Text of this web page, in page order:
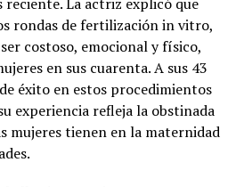
rondas de fertilización in vitro,
costoso, emocional y físico,
en sus cuarenta. A sus 43
éxito en estos procedimientos
experiencia refleja la obstinada
mujeres tienen en la maternidad